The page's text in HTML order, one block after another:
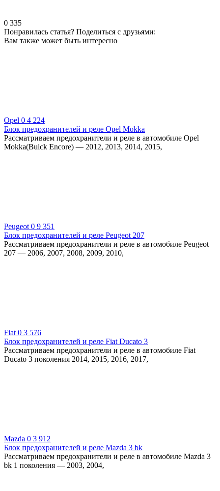
0 335
Понравилась статья? Поделиться с друзьями:
Вам также может быть интересно
Opel 0 4 224
Блок предохранителей и реле Opel Mokka
Рассматриваем предохранители и реле в автомобиле Opel
Mokka(Buick Encore) — 2012, 2013, 2014, 2015,
Peugeot 0 9 351
Блок предохранителей и реле Peugeot 207
Рассматриваем предохранители и реле в автомобиле Peugeot
207 — 2006, 2007, 2008, 2009, 2010,
Fiat 0 3 576
Блок предохранителей и реле Fiat Ducato 3
Рассматриваем предохранители и реле в автомобиле Fiat
Ducato 3 поколения 2014, 2015, 2016, 2017,
Mazda 0 3 912
Блок предохранителей и реле Mazda 3 bk
Рассматриваем предохранители и реле в автомобиле Mazda 3
bk 1 поколения — 2003, 2004,